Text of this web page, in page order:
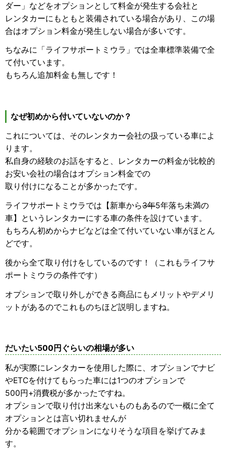
ダー」などをオプションとして料金が発生する会社と
レンタカーにもともと装備されている場合があり、この場
合はオプション料金が発生しない場合が多いです。
ちなみに「ライフサポートミウラ」では全車標準装備で全
て付いています。
もちろん追加料金も無しです！
なぜ初めから付いていないのか？
これについては、そのレンタカー会社の扱っている車によ
ります。
私自身の経験のお話をすると、レンタカーの料金が比較的
お安い会社の場合はオプション料金での
取り付けになることが多かったです。
ライフサポートミウラでは【新車から3年5年落ち未満の
車】というレンタカーにする車の条件を設けています。
もちろん初めからナビなどは全て付いていない車がほとん
どです。
後から全て取り付けをしているのです！（これもライフサ
ポートミウラの条件です）
オプションで取り外しができる商品にもメリットやデメリ
ットがあるのでこれものちほど説明しますね。
だいたい500円ぐらいの相場が多い
私が実際にレンタカーを使用した際に、オプションでナビ
やETCを付けてもらった車には1つのオプションで
500円+消費税が多かったですね。
オプションで取り付け出来ないものもあるので一概に全て
オプションとは言い切れませんが
分かる範囲でオプションになりそうな項目を挙げてみま
す。